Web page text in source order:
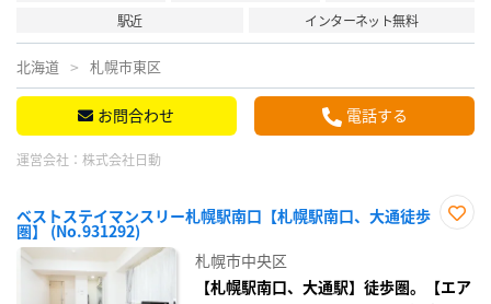
駅近
インターネット無料
北海道 札幌市東区
お問合わせ 電話する
運営会社： 株式会社日動
ベストステイマンスリー札幌駅南口【札幌駅南口、大通徒歩
圏】 (No.931292)
録
札幌市中央区
【札幌駅南口、大通駅】徒歩圏。【エア